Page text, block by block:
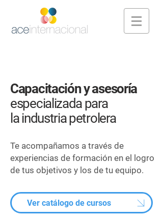
Capacitación y asesoría
especializada para
la industria petrolera
Te acompañamos a través de
experiencias de formación en el logro
de tus objetivos y los de tu equipo.
Ver catálogo de cursos